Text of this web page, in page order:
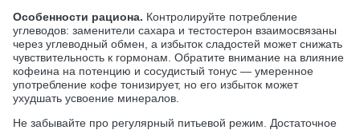
Особенности рациона. Контролируйте потребление
углеводов: заменители сахара и тестостерон взаимосвязаны
через углеводный обмен, а избыток сладостей может снижать
чувствительность к гормонам. Обратите внимание на влияние
кофеина на потенцию и сосудистый тонус — умеренное
употребление кофе тонизирует, но его избыток может
ухудшать усвоение минералов.
Не забывайте про регулярный питьевой режим. Достаточное